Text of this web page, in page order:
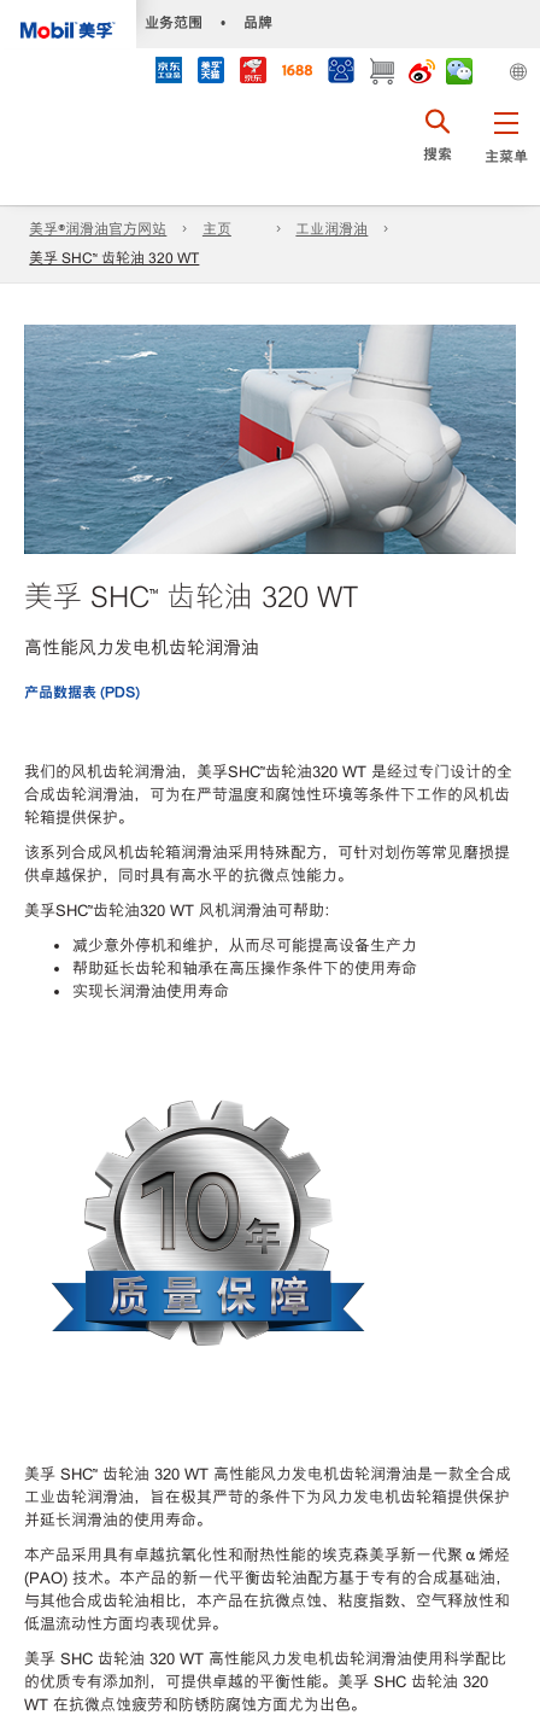
业务范围 • 品牌
主菜单
搜索
美孚®润滑油官方网站 主页
工业润滑油
美孚 SHC™ 齿轮油 320 WT
美孚 SHC™ 齿轮油 320 WT
高性能风力发电机齿轮润滑油
产品数据表 (PDS)
我们的风机齿轮润滑油，美孚SHC™齿轮油320 WT 是经过专门设计的全
合成齿轮润滑油，可为在严苛温度和腐蚀性环境等条件下工作的风机齿
轮箱提供保护。
该系列合成风机齿轮箱润滑油采用特殊配方，可针对划伤等常见磨损提
供卓越保护，同时具有高水平的抗微点蚀能力。
美孚SHC™齿轮油320 WT 风机润滑油可帮助：
减少意外停机和维护，从而尽可能提高设备生产力
帮助延长齿轮和轴承在高压操作条件下的使用寿命
实现长润滑油使用寿命
美孚 SHC™ 齿轮油 320 WT 高性能风力发电机齿轮润滑油是一款全合成
工业齿轮润滑油，旨在极其严苛的条件下为风力发电机齿轮箱提供保护
并延长润滑油的使用寿命。
本产品采用具有卓越抗氧化性和耐热性能的埃克森美孚新一代聚α烯烃
(PAO) 技术。本产品的新一代平衡齿轮油配方基于专有的合成基础油，
与其他合成齿轮油相比，本产品在抗微点蚀、粘度指数、空气释放性和
低温流动性方面均表现优异。
美孚 SHC 齿轮油 320 WT 高性能风力发电机齿轮润滑油使用科学配比
的优质专有添加剂，可提供卓越的平衡性能。美孚 SHC 齿轮油 320
WT 在抗微点蚀疲劳和防锈防腐蚀方面尤为出色。